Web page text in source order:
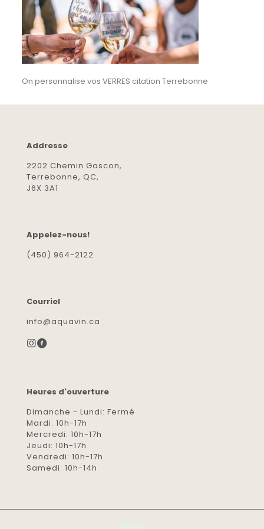
On personnalise vos VERRES citation Terrebonne
Addresse
2202 Chemin Gascon,
Terrebonne, QC,
J6X 3A1
Appelez-nous!
(450) 964-2122
Courriel
info@aquavin.ca
Heures d'ouverture
Dimanche - Lundi: Fermé
Mardi: 10h-17h
Mercredi: 10h-17h
Jeudi: 10h-17h
Vendredi: 10h-17h
Samedi: 10h-14h